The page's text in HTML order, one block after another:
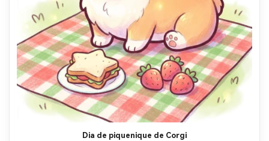
Dia de piquenique de Corgi
Crie imagens com
IA sem limites.
100% grátis!
Comece Grátis →